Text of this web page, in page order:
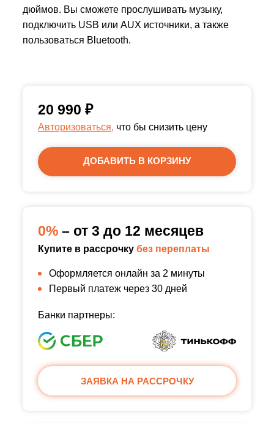
дюймов. Вы сможете прослушивать музыку,
подключить USB или AUX источники, а также
пользоваться Bluetooth.
20 990 ₽
Авторизоваться, что бы снизить цену
ДОБАВИТЬ В КОРЗИНУ
0% – от 3 до 12 месяцев
Купите в рассрочку без переплаты
Оформляется онлайн за 2 минуты
Первый платеж через 30 дней
Банки партнеры:
ЗАЯВКА НА РАССРОЧКУ